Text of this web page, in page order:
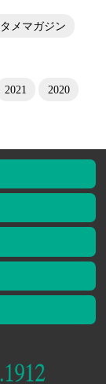
メマガジン
2021
2020